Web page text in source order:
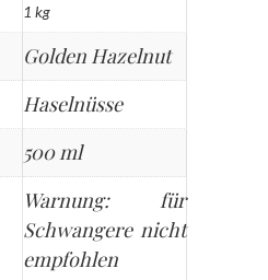
1 kg
Golden Hazelnut
Haselnüsse
500 ml
Warnung: für
Schwangere nicht
empfohlen